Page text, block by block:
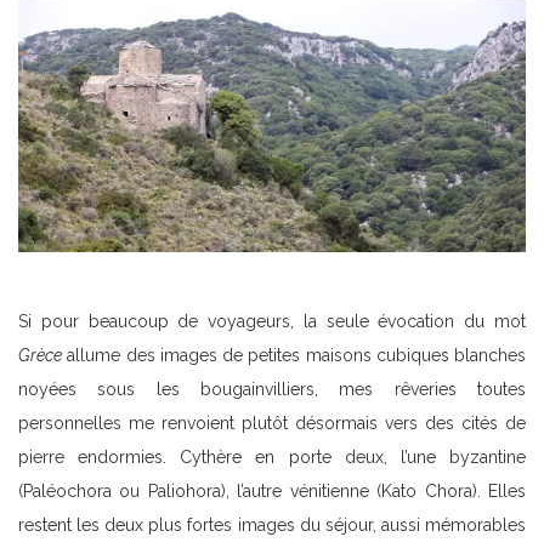
Si pour beaucoup de voyageurs, la seule évocation du mot
Grèce allume des images de petites maisons cubiques blanches
noyées sous les bougainvilliers, mes rêveries toutes
personnelles me renvoient plutôt désormais vers des cités de
pierre endormies. Cythère en porte deux, l’une byzantine
(Paléochora ou Paliohora), l’autre vénitienne (Kato Chora). Elles
restent les deux plus fortes images du séjour, aussi mémorables